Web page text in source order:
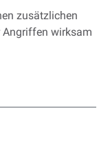
zusätzlichen
Angriffen wirksam